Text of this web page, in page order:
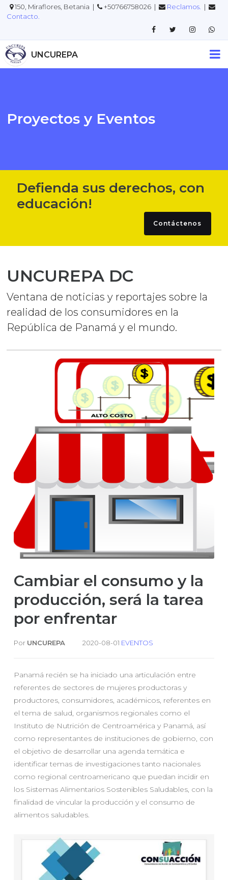
150, Miraflores, Betania | +50766758026 | Reclamos.
|
Contacto.
UNCUREPA
Proyectos y Eventos
Defienda sus derechos, con
educación!
Contáctenos
UNCUREPA DC
Ventana de noticias y reportajes sobre la
realidad de los consumidores en la
República de Panamá y el mundo.
Cambiar el consumo y la
producción, será la tarea
por enfrentar
Por UNCUREPA EVENTOS
Panamá recién se ha iniciado una articulación entre
referentes de sectores de mujeres productoras y
productores, consumidores, académicos, referentes en
el tema de salud, organismos regionales como el
Instituto de Nutrición de Centroamérica y Panamá, así
como representantes de instituciones de gobierno, con
el objetivo de desarrollar una agenda temática e
identificar temas de investigaciones tanto nacionales
como regional centroamericano que puedan incidir en
los Sistemas Alimentarios Sostenibles Saludables, con la
finalidad de vincular la producción y el consumo de
alimentos saludables.